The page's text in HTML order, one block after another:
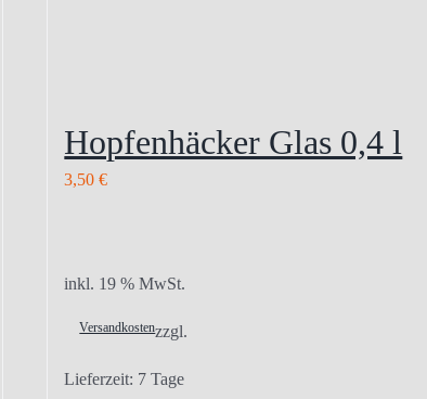
Hopfenhäcker Glas 0,4 l
3,50€
inkl. 19 % MwSt.
zzgl.
Versandkosten
Lieferzeit: 7 Tage